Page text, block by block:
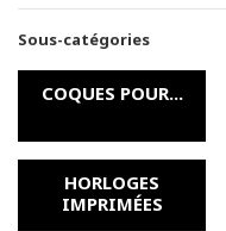
Sous-catégories
COQUES POUR...
HORLOGES
IMPRIMÉES